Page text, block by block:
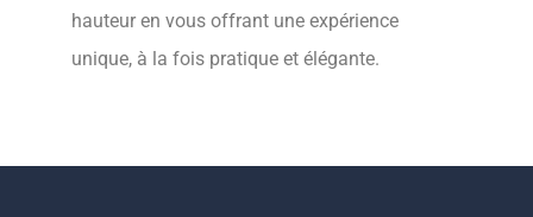
hauteur en vous offrant une expérience
unique, à la fois pratique et élégante.